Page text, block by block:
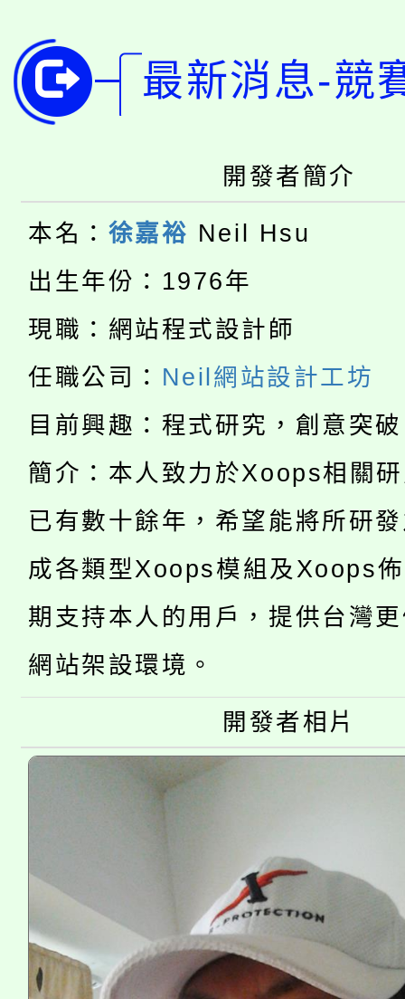
版
公告本校115學年度第
代理(課)教師甄選結果(
「2026金融保險知識
桃園市115學年度學生
生本土語及新住民語歌
公告本校115學年度第
代理(課)教師甄選結果(
公告本校115學年度第
代理(課)教師甄選結果(
轉知中國文化大學推廣
《TA101》溝通分析基
程，歡迎學生輔導中心
心理、諮商輔導、社會
系所師生報名參加。
淨零綠生活教案入校路
會
115年食農教育專業人
程
學期銜接期間理賠案件
學籍身 分審查程序及
版
淨零綠領人才培育課程
公告本校115學年度第
代理(課)教師甄選結果(
「2026金融保險知識
車」活動
桃園市115學年度學生
生本土語及新住民語歌
公告本校115學年度第
代理(課)教師甄選結果(
公告本校115學年度第
代理(課)教師甄選結果(
轉知中國文化大學推廣
《TA101》溝通分析基
程，歡迎學生輔導中心
心理、諮商輔導、社會
系所師生報名參加。
最新消息-競
開發者簡介
本名： 徐嘉裕 Neil Hsu
出生年份：1976年
現職：網站程式設計師
任職公司： Neil網站設計工坊
目前興趣：程式研究，創意突
簡介：本人致力於Xoops相關
已有數十餘年，希望能將所研
成各類型Xoops模組及Xoops
期支持本人的用戶，提供台灣
網站架設環境。
開發者相片